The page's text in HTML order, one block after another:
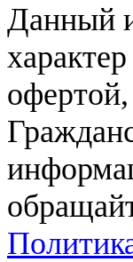
Данный